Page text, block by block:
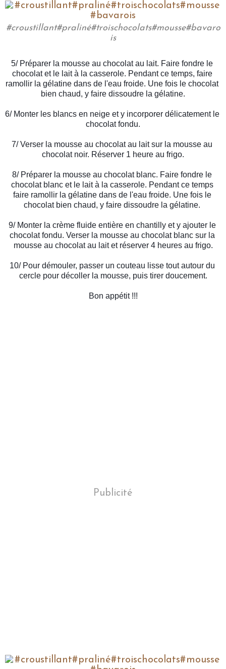
#croustillant#praliné#troischocolats#mousse#bavaro
is
5/ Préparer la mousse au chocolat au lait. Faire fondre le
chocolat et le lait à la casserole. Pendant ce temps, faire
ramollir la gélatine dans de l'eau froide. Une fois le chocolat
bien chaud, y faire dissoudre la gélatine.
6/ Monter les blancs en neige et y incorporer délicatement le
chocolat fondu.
7/ Verser la mousse au chocolat au lait sur la mousse au
chocolat noir. Réserver 1 heure au frigo.
8/ Préparer la mousse au chocolat blanc. Faire fondre le
chocolat blanc et le lait à la casserole. Pendant ce temps
faire ramollir la gélatine dans de l'eau froide. Une fois le
chocolat bien chaud, y faire dissoudre la gélatine.
9/ Monter la crème fluide entière en chantilly et y ajouter le
chocolat fondu. Verser la mousse au chocolat blanc sur la
mousse au chocolat au lait et réserver 4 heures au frigo.
10/ Pour démouler, passer un couteau lisse tout autour du
cercle pour décoller la mousse, puis tirer doucement.
Bon appétit !!!
Publicité